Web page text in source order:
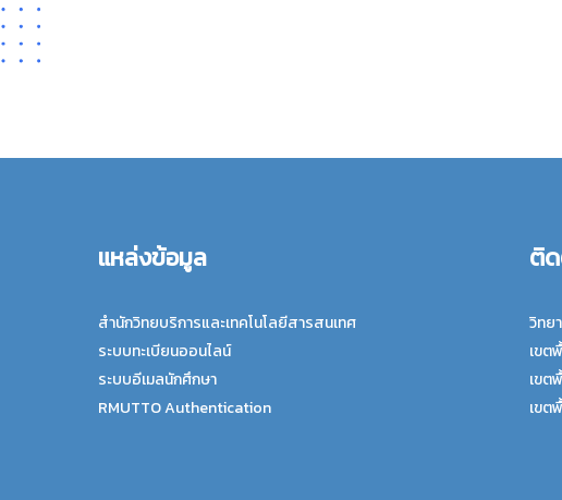
แหล่งข้อมูล
สำนักวิทยบริการและเทคโนโลยีสารสนเทศ
ระบบทะเบียนออนไลน์
ระบบอีเมลนักศึกษา
RMUTTO Authentication
ติ
วิทย
เขต
เขต
เขต